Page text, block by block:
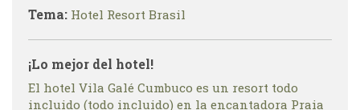
Tema: Hotel Resort Brasil
¡Lo mejor del hotel!
El hotel Vila Galé Cumbuco es un resort todo
incluido (todo incluido) en la encantadora Praia